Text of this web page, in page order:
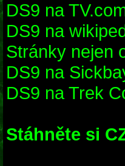
DS9 na
DS9 na
Stránky nejen
DS9 na
DS9 na Trek
Stáhněte si